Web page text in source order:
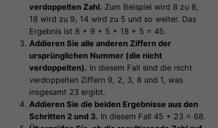
verdoppelten Zahl. Zum Beispiel wird 8 zu 8,
18 wird zu 9, 14 wird zu 5 und so weiter. Das
Ergebnis ist 8 + 9 + 5 + 18 + 5 = 45.
Addieren Sie alle anderen Ziffern der
ursprünglichen Nummer (die nicht
verdoppelten). In diesem Fall sind die nicht
verdoppelten Ziffern 9, 2, 3, 8 und 1, was
insgesamt 23 ergibt.
Addieren Sie die beiden Ergebnisse aus den
Schritten 2 und 3. In diesem Fall 45 + 23 = 68.